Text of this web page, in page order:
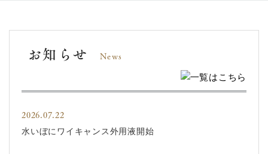
お知らせ News
2026.07.22
水いぼにワイキャンス外用液開始